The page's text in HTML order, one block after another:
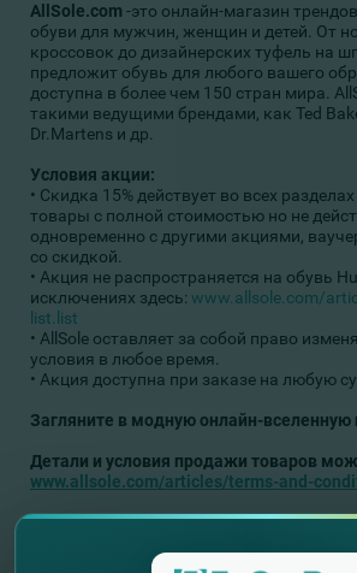
AllSole.com -это онлайн-магазин
обуви для мужчин, женщин и детей. От
кроссовок до дизайнерских туфель на
предложит обувь для любого вашего
доступна в более чем 150 стран мира.
такими ведущими брендами, как Ted
Dr.Martens и др.
Условия акции:
• Скидка 15% действует во всех
товары с полной стоимостью но не
одновременно с другими акциями,
со скидкой.
• Акция не распространяется на обувь
исключениях здесь: www.allsole.com/
list.list
• AllSole оставляет за собой право
условия в любое время.
• Акция доступна при заказе на любую
Загляните в модную онлайн-вселенную
Детали и условия продажи товаров
www.allsole.com/articles/terms-and-
У вас еще нет карты Mastercard от